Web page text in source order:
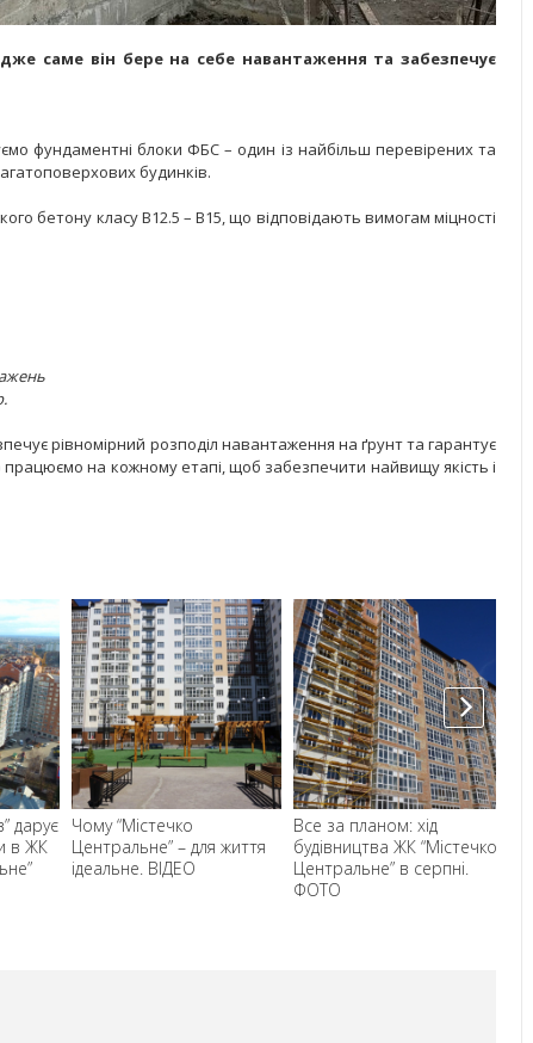
саме він бере на себе навантаження та забезпечує
фундаментні блоки ФБС – один із найбільш перевірених та
будинків.
бетону класу В12.5 – В15, що відповідають вимогам міцності
рівномірний розподіл навантаження на ґрунт та гарантує
на кожному етапі, щоб забезпечити найвищу якість і
дарує
в ЖК
Чому “Містечко
Центральне” – для життя
ідеальне. ВІДЕО
Все за планом: хід
будівництва ЖК “Містечко
Центральне” в серпні.
ФОТО